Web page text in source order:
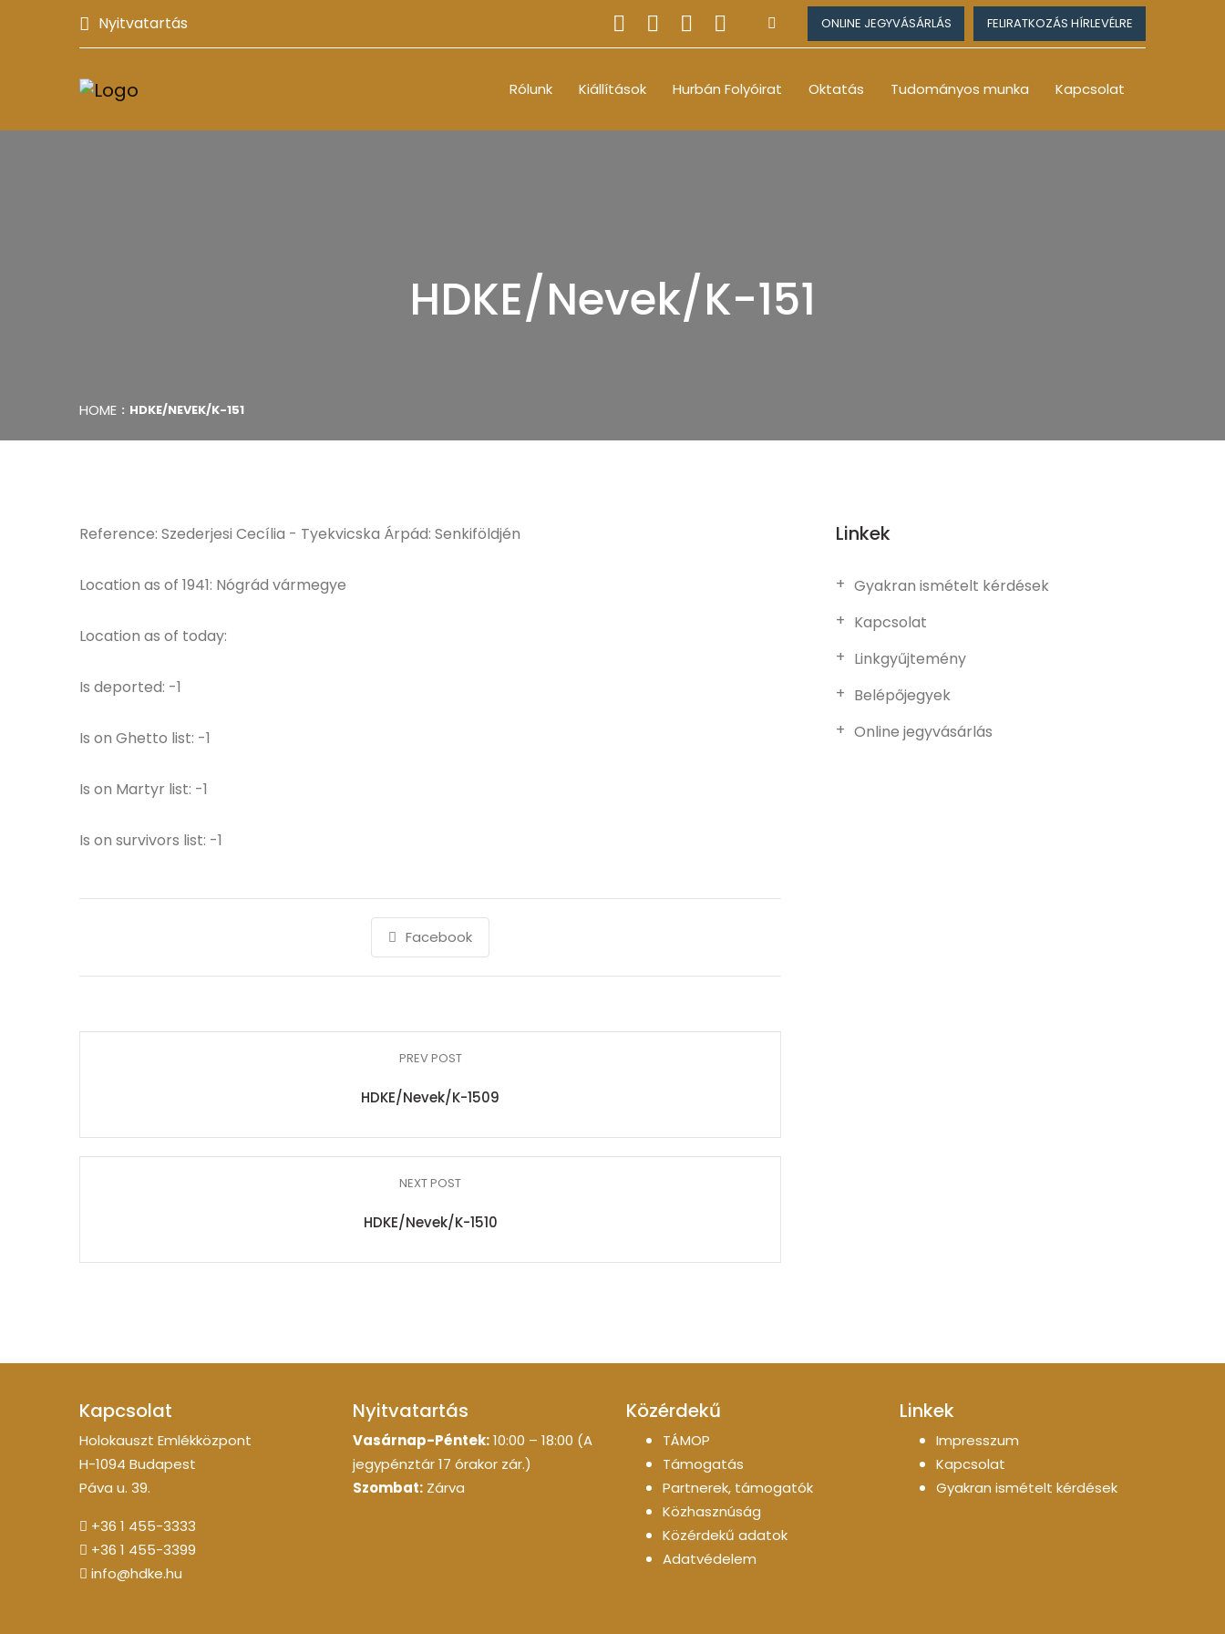
Nyitvatartás ONLINE JEGYVÁSÁRLÁS FELIRATKOZÁS HÍRLEVÉLRE
Rólunk Kiállítások Hurbán Folyóirat Oktatás Tudományos munka Kapcsolat
HDKE/Nevek/K-151
HOME HDKE/NEVEK/K-151
Reference: Szederjesi Cecília - Tyekvicska Árpád: Senkiföldjén
Location as of 1941: Nógrád vármegye
Location as of today:
Is deported: -1
Is on Ghetto list: -1
Is on Martyr list: -1
Is on survivors list: -1
Facebook
PREV POST
HDKE/Nevek/K-1509
NEXT POST
HDKE/Nevek/K-1510
Linkek
Gyakran ismételt kérdések
Kapcsolat
Linkgyűjtemény
Belépőjegyek
Online jegyvásárlás
Kapcsolat
Holokauszt Emlékközpont
H-1094 Budapest
Páva u. 39.
+36 1 455-3333
+36 1 455-3399
info@hdke.hu
Nyitvatartás
Vasárnap-Péntek:10:00 – 18:00 (A
jegypénztár 17 órakor zár.)
Szombat: Zárva
Közérdekű
TÁMOP
Támogatás
Partnerek, támogatók
Közhasznúság
Közérdekű adatok
Adatvédelem
Linkek
Impresszum
Kapcsolat
Gyakran ismételt kérdések